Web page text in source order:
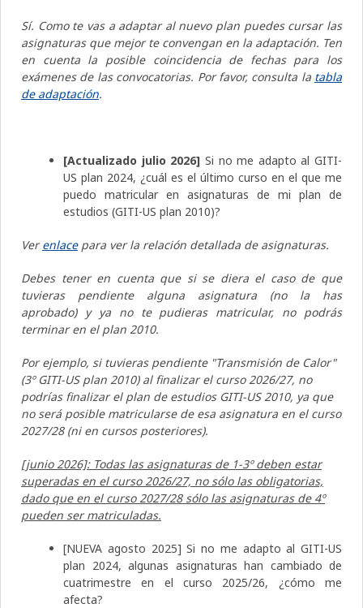
Sí. Como te vas a adaptar al nuevo plan puedes cursar las
asignaturas que mejor te convengan en la adaptación. Ten
en cuenta la posible coincidencia de fechas para los
exámenes de las convocatorias. Por favor, consulta la tabla
de adaptación.
[Actualizado julio 2026] Si no me adapto al GITI-
US plan 2024, ¿cuál es el último curso en el que me
puedo matricular en asignaturas de mi plan de
estudios (GITI-US plan 2010)?
Verenlacepara ver la relación detallada de asignaturas.
Debes tener en cuenta que si se diera el caso de que
tuvieras pendiente alguna asignatura (no la has
aprobado) y ya no te pudieras matricular, no podrás
terminar en el plan 2010.
Por ejemplo, si tuvieras pendiente "Transmisión de Calor"
(3º GITI-US plan 2010) al finalizar el curso 2026/27, no
podrías finalizar el plan de estudios GITI-US 2010, ya que
no será posible matricularse de esa asignatura en el curso
2027/28 (ni en cursos posteriores).
[junio 2026]: Todas las asignaturas de 1-3º deben estar
superadas en el curso 2026/27, no sólo las obligatorias,
dado que en el curso 2027/28 sólo las asignaturas de 4º
pueden ser matriculadas.
[NUEVA agosto 2025] Si no me adapto al GITI-US
plan 2024, algunas asignaturas han cambiado de
cuatrimestre en el curso 2025/26, ¿cómo me
afecta?